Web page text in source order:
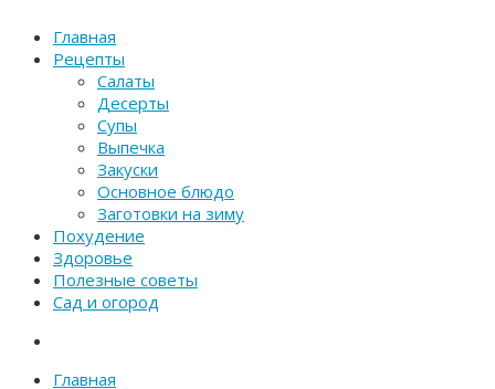
Главная
Рецепты
Салаты
Десерты
Супы
Выпечка
Закуски
Основное блюдо
Заготовки на зиму
Похудение
Здоровье
Полезные советы
Сад и огород
Главная